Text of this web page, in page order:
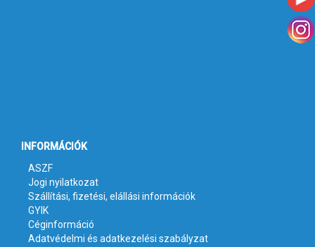
INFORMÁCIÓK
ASZF
Jogi nyilatkozat
Szállítási, fizetési, elállási információk
GYIK
Céginformáció
Adatvédelmi és adatkezelési szabályzat